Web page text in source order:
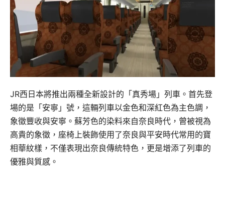
JR西日本將推出兩種全新設計的「真秀場」列車。首先登
場的是「安寧」號，這輛列車以金色和深紅色為主色調，
象徵豐收與安寧。蘇芳色的染料來自奈良時代，曾被視為
高貴的象徵，座椅上裝飾使用了奈良與平安時代常用的寶
相華紋樣，不僅表現出奈良傳統特色，更是增添了列車的
優雅與質感。